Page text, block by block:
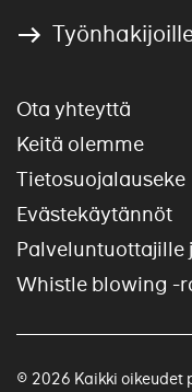
Ota yhteyttä
Keitä olemme
Tietosuojalauseke
Evästekäytännöt
Whistle blowing -
© 2026 Kaikki oikeudet